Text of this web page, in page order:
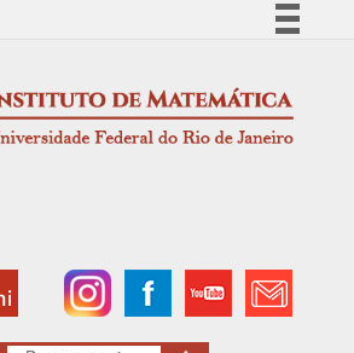
Comunica BR
Participe